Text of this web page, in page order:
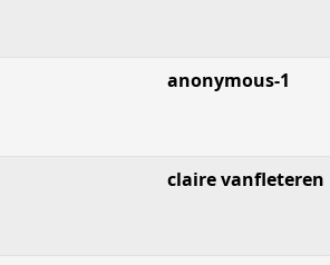
anonymous-1
claire vanfleteren